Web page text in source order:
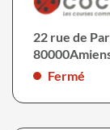
22 rue de
80000
Fermé